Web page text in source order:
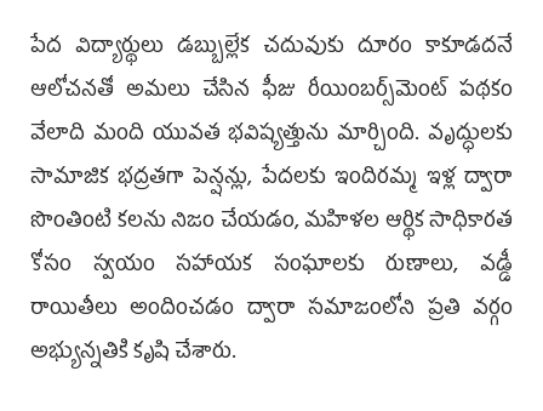
పేద విద్యార్థులు డబ్బుల్లేక చదువుకు దూరం కాకూడదనే
ఆలోచనతో అమలు చేసిన ఫీజు రీయింబర్స్‌మెంట్ పథకం
వేలాది మంది యువత భవిష్యత్తును మార్చింది. వృద్ధులకు
సామాజిక భద్రతగా పెన్షన్లు, పేదలకు ఇందిరమ్మ ఇళ్ల ద్వారా
సొంతింటి కలను నిజం చేయడం, మహిళల ఆర్థిక సాధికారత
కోసం స్వయం సహాయక సంఘాలకు రుణాలు, వడ్డీ
రాయితీలు అందించడం ద్వారా సమాజంలోని ప్రతి వర్గం
అభ్యున్నతికి కృషి చేశారు.